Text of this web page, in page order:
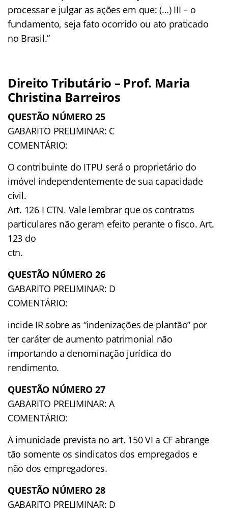
processar e julgar as ações em que: (…) III – o
fundamento, seja fato ocorrido ou ato praticado
no Brasil.”
Direito Tributário – Prof. Maria
Christina Barreiros
QUESTÃO NÚMERO 25
GABARITO PRELIMINAR: C
COMENTÁRIO:
O contribuinte do ITPU será o proprietário do
imóvel independentemente de sua capacidade
civil.
Art. 126 I CTN. Vale lembrar que os contratos
particulares não geram efeito perante o fisco. Art.
123 do
ctn.
QUESTÃO NÚMERO 26
GABARITO PRELIMINAR: D
COMENTÁRIO:
incide IR sobre as “indenizações de plantão” por
ter caráter de aumento patrimonial não
importando a denominação jurídica do
rendimento.
QUESTÃO NÚMERO 27
GABARITO PRELIMINAR: A
COMENTÁRIO:
A imunidade prevista no art. 150 VI a CF abrange
tão somente os sindicatos dos empregados e
não dos empregadores.
QUESTÃO NÚMERO 28
GABARITO PRELIMINAR: D